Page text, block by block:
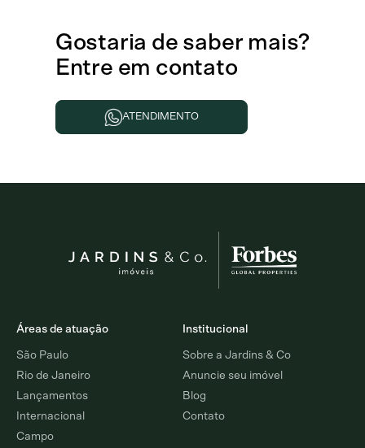
Gostaria de saber mais?
Entre em contato
ATENDIMENTO
Áreas de atuação
São Paulo
Rio de Janeiro
Lançamentos
Internacional
Campo
Institucional
Sobre a Jardins & Co
Anuncie seu imóvel
Blog
Contato